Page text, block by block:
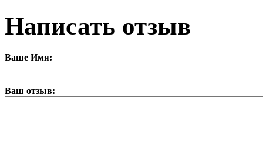
Написать отзыв
Ваше Имя:
Ваш отзыв: